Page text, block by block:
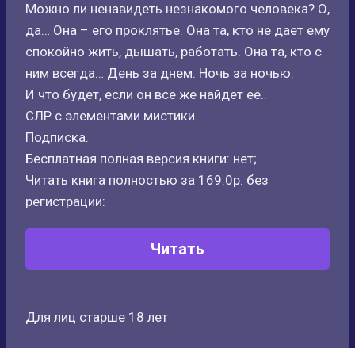
Можно ли ненавидеть незнакомого человека? О,
да… Она – его проклятье. Она та, кто не дает ему
спокойно жить, дышать, работать. Она та, кто с
ним всегда… День за днем. Ночь за ночью.
И что будет, если он всё же найдет её..
СЛР с элементами мистики.
Подписка.
Бесплатная полная версия книги: нет;
Читать книга полностью за 169.0р. без
регистрации:
Читать
Для лиц старше 18 лет